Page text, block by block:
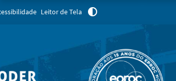
para para
Leitor de Tela
de
alto
contraste